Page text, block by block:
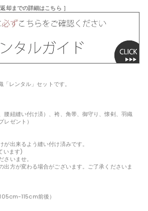
却までの詳細はこちら ］
レンタル」セットです。
腰紐縫い付け済）、袴、角帯、御守り、懐剣、羽織
ゼント）
出来るよう縫い付け済みです。
います)
いませ。
方が変わる場合がございます。ご了承くださいま
115cm前後）